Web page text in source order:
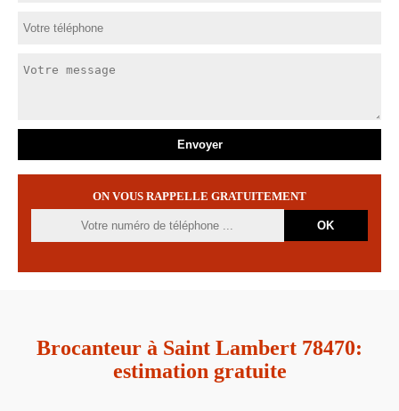
ON VOUS RAPPELLE GRATUITEMENT
Brocanteur à Saint Lambert 78470:
estimation gratuite